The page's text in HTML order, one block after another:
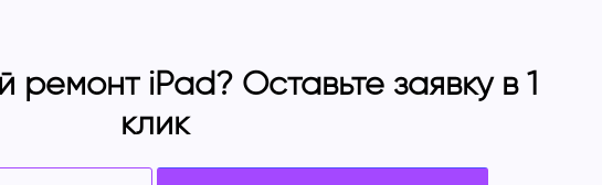
iPad? Оставьте заявку в 1
клик